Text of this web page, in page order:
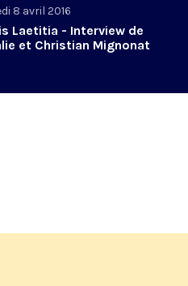
8 avril 2016
Laetitia - Interview de
et Christian Mignonat